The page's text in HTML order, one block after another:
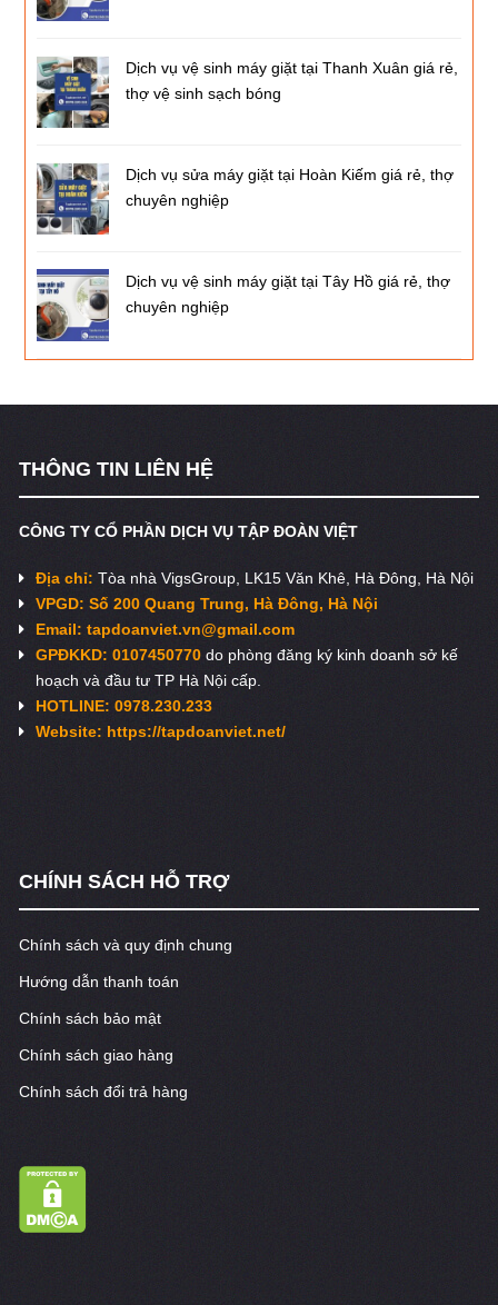
Dịch vụ vệ sinh máy giặt tại Thanh Xuân giá rẻ,
thợ vệ sinh sạch bóng
Dịch vụ sửa máy giặt tại Hoàn Kiếm giá rẻ, thợ
chuyên nghiệp
Dịch vụ vệ sinh máy giặt tại Tây Hồ giá rẻ, thợ
chuyên nghiệp
THÔNG TIN LIÊN HỆ
CÔNG TY CỔ PHẦN DỊCH VỤ TẬP ĐOÀN VIỆT
Địa chỉ:Tòa nhà VigsGroup, LK15 Văn Khê, Hà Đông, Hà Nội
VPGD: Số 200 Quang Trung, Hà Đông, Hà Nội
Email:tapdoanviet.vn@gmail.com
GPĐKKD: 0107450770do phòng đăng ký kinh doanh sở kế
hoạch và đầu tư TP Hà Nội cấp.
HOTLINE: 0978.230.233
Website: https://tapdoanviet.net/
CHÍNH SÁCH HỖ TRỢ
Chính sách và quy định chung
Hướng dẫn thanh toán
Chính sách bảo mật
Chính sách giao hàng
Chính sách đổi trả hàng